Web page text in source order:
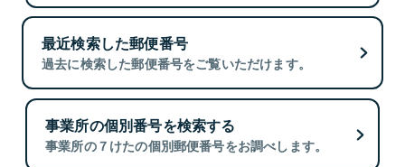
最近検索した郵便番号
過去に検索した郵便番号をご覧いただけます。
事業所の個別番号を検索する
事業所の７けたの個別郵便番号をお調べします。